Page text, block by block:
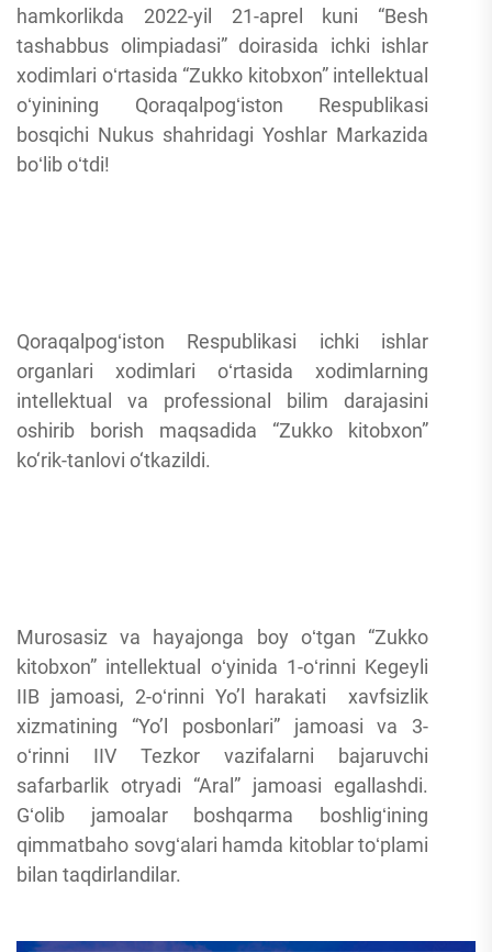
hamkorlikda 2022-yil 21-aprel kuni “Besh
tashabbus olimpiadasi” doirasida ichki ishlar
xodimlari oʻrtasida “Zukko kitobxon” intellektual
oʻyinining Qoraqalpogʻiston Respublikasi
bosqichi Nukus shahridagi Yoshlar Markazida
boʻlib oʻtdi!
Qoraqalpogʻiston Respublikasi ichki ishlar
organlari xodimlari oʻrtasida xodimlarning
intellektual va professional bilim darajasini
oshirib borish maqsadida “Zukko kitobxon”
ko‘rik-tanlovi o‘tkazildi.
Murosasiz va hayajonga boy oʻtgan “Zukko
kitobxon” intellektual oʻyinida 1-oʻrinni Kegeyli
IIB jamoasi, 2-oʻrinni Yo’l harakati xavfsizlik
xizmatining “Yo’l posbonlari” jamoasi va 3-
oʻrinni IIV Tezkor vazifalarni bajaruvchi
safarbarlik otryadi “Aral” jamoasi egallashdi.
Gʻolib jamoalar boshqarma boshligʻining
qimmatbaho sovgʻalari hamda kitoblar toʻplami
bilan taqdirlandilar.